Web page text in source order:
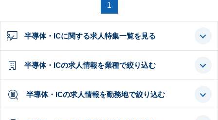
1
半導体・ICに関する求人特集一覧を見る
半導体・ICの求人情報を業種で絞り込む
半導体・ICの求人情報を勤務地で絞り込む